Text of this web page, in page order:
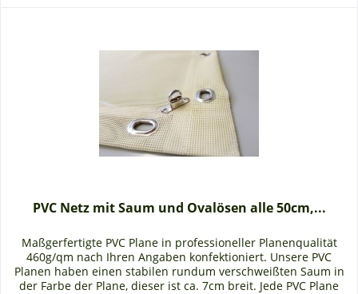
PVC Netz mit Saum und Ovalösen alle 50cm,...
Maßgerfertigte PVC Plane in professioneller Planenqualität
460g/qm nach Ihren Angaben konfektioniert. Unsere PVC
Planen haben einen stabilen rundum verschweißten Saum in
der Farbe der Plane, dieser ist ca. 7cm breit. Jede PVC Plane